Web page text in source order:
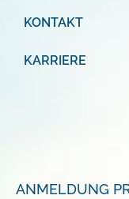
KONTAKT
KARRIERE
ANMELDUNG